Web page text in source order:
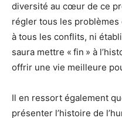
diversité au cœur de ce
régler tous les
à tous les conflits, ni
saura mettre « fin » à
offrir une vie meilleure
Il en ressort également
présenter l’histoire de